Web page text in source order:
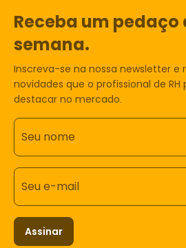
Receba um
semana.
Inscreva-se na nossa newsletter e
novidades que o profissional de RH
destacar no mercado.
Seu nome
Seu e-mail
Assinar